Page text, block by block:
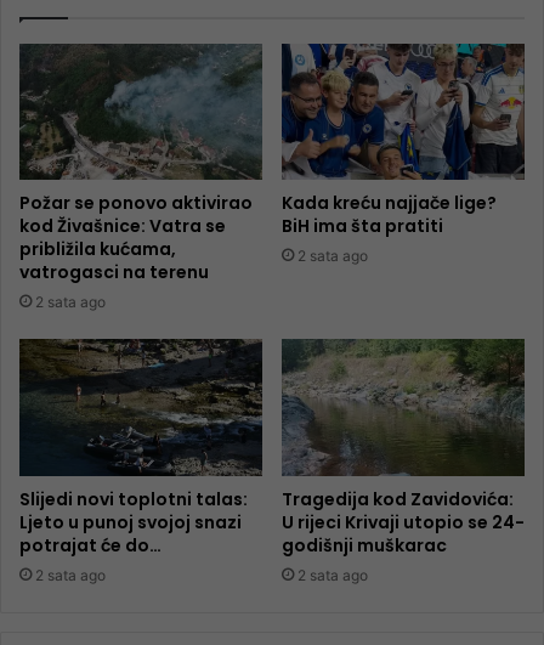
Požar se ponovo aktivirao
kod Živašnice: Vatra se
približila kućama,
vatrogasci na terenu
2 sata ago
Kada kreću najjače lige?
BiH ima šta pratiti
2 sata ago
Slijedi novi toplotni talas:
Ljeto u punoj svojoj snazi
potrajat će do…
2 sata ago
Tragedija kod Zavidovića:
U rijeci Krivaji utopio se 24-
godišnji muškarac
2 sata ago